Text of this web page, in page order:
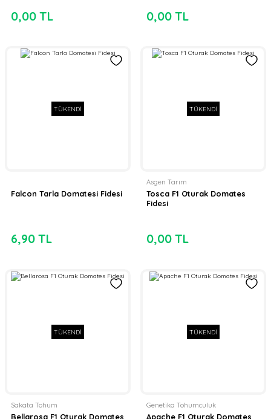
0,00 TL 0,00 TL
TÜKENDİ
Falcon Tarla Domatesi Fidesi
6,90 TL
TÜKENDİ
Asgen Tarım
Tosca F1 Oturak Domates
Fidesi
0,00 TL
TÜKENDİ
Sakata Tohum
Bellarosa F1 Oturak Domates
TÜKENDİ
Genetika Tohumculuk
Apache F1 Oturak Domates